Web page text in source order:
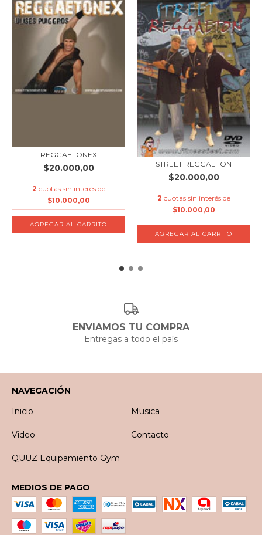
REGGAETONEX
$20.000,00
2 cuotas sin interés de
$10.000,00
STREET REGGAETON
$20.000,00
2 cuotas sin interés de
$10.000,00
ENVIAMOS TU COMPRA
Entregas a todo el país
NAVEGACIÓN
Inicio
Musica
Video Contacto
QUUZ Equipamiento Gym
MEDIOS DE PAGO